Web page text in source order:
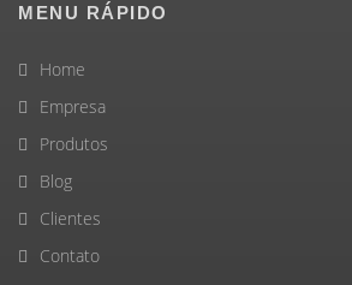
MENU RÁPIDO
Home
Empresa
Produtos
Blog
Clientes
Contato